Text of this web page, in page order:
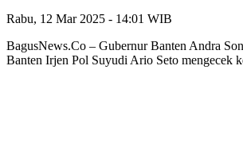
Rabu, 12 Mar 2025 - 14:01 WIB
BagusNews.Co – Gubernur Banten Andra
Banten Irjen Pol Suyudi Ario Seto mengecek